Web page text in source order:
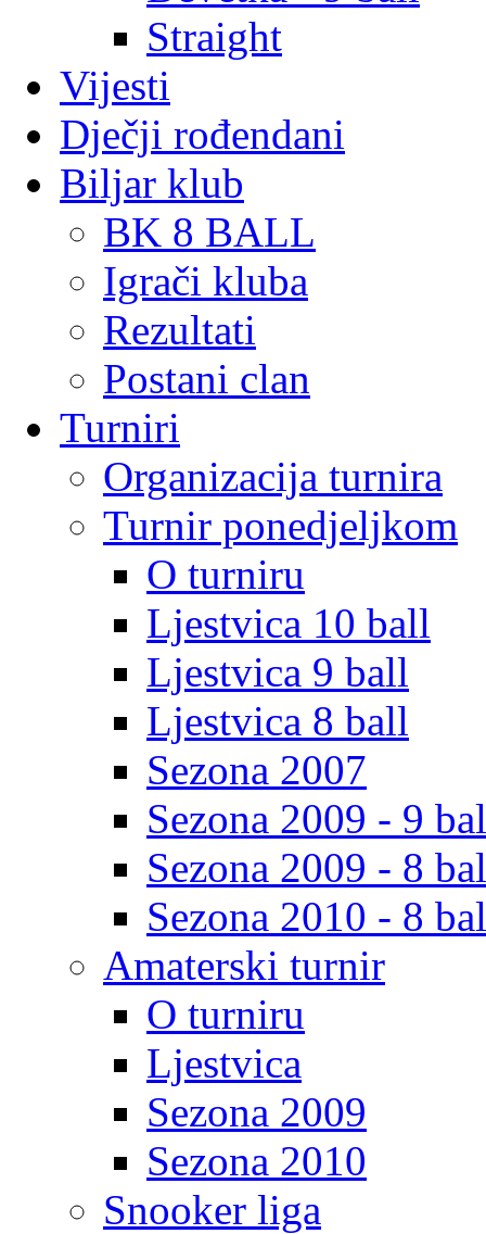
Straight
Vijesti
Dječji rođendani
Biljar klub
BK 8 BALL
Igrači kluba
Rezultati
Postani clan
Turniri
Organizacija turnira
Turnir ponedjeljkom
O turniru
Ljestvica 10 ball
Ljestvica 9 ball
Ljestvica 8 ball
Sezona 2007
Sezona 2009 - 9
Sezona 2009 - 8
Sezona 2010 - 8
Amaterski turnir
O turniru
Ljestvica
Sezona 2009
Sezona 2010
Snooker liga